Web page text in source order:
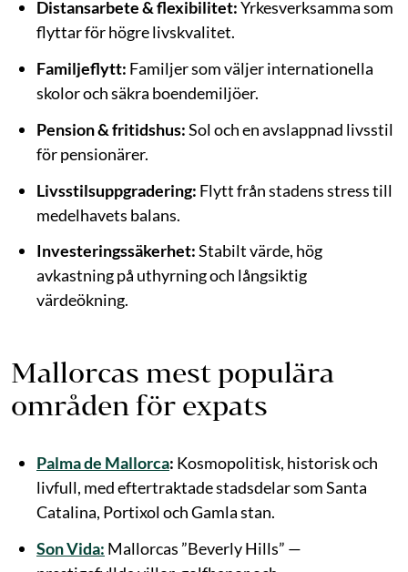
Distansarbete & flexibilitet:Yrkesverksamma som
flyttar för högre livskvalitet.
Familjeflytt: Familjer som väljer internationella
skolor och säkra boendemiljöer.
Pension & fritidshus:Sol och en avslappnad livsstil
för pensionärer.
Livsstilsuppgradering: Flytt från stadens stress till
medelhavets balans.
Investeringssäkerhet:Stabilt värde, hög
avkastning på uthyrning och långsiktig
värdeökning.
Mallorcas mest populära
områden för expats
Palma de Mallorca: Kosmopolitisk, historisk och
livfull, med eftertraktade stadsdelar som Santa
Catalina, Portixol och Gamla stan.
Son Vida: Mallorcas ”Beverly Hills” —